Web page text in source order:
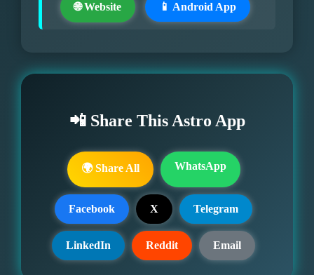
🌐 Website 📱 Android App
📲 Share This Astro App
🌍 Share All WhatsApp
Facebook X Telegram
LinkedIn Reddit Email